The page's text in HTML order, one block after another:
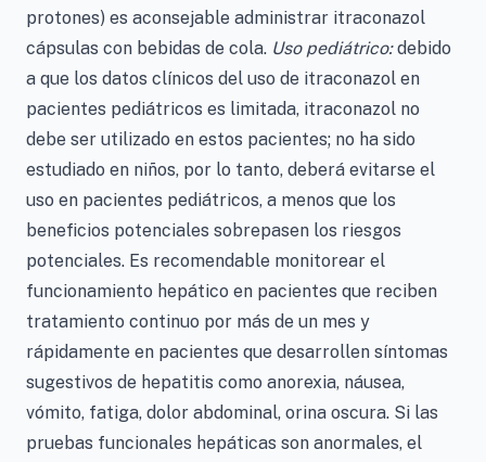
protones) es aconsejable administrar itraconazol
cápsulas con bebidas de cola. Uso pediátrico:debido
a que los datos clínicos del uso de itraconazol en
pacientes pediátricos es limitada, itraconazol no
debe ser utilizado en estos pacientes; no ha sido
estudiado en niños, por lo tanto, deberá evitarse el
uso en pacientes pediátricos, a menos que los
beneficios potenciales sobrepasen los riesgos
potenciales. Es recomendable monitorear el
funcionamiento hepático en pacientes que reciben
tratamiento continuo por más de un mes y
rápidamente en pacientes que desarrollen síntomas
sugestivos de hepatitis como anorexia, náusea,
vómito, fatiga, dolor abdominal, orina oscura. Si las
pruebas funcionales hepáticas son anormales, el